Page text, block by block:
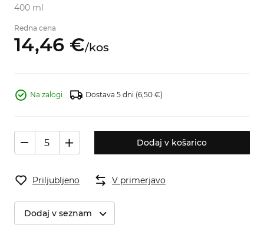
400 ml
Redna cena
14,46 €/kos
Na zalogi Dostava 5 dni (6,50 €)
Dodaj v košarico
Priljubljeno V primerjavo
Dodaj v seznam